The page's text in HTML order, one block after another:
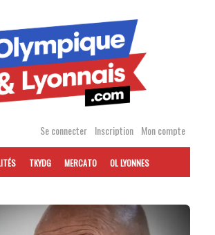
Se connecter Inscription Mon compte
TKYDG MERCATO OL LYONNES